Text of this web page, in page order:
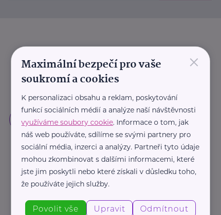
×
Maximální bezpečí pro vaše
soukromí a cookies
K personalizaci obsahu a reklam, poskytování
funkcí sociálních médií a analýze naší návštěvnosti
využíváme soubory cookie. Informace o tom, jak
náš web používáte, sdílíme se svými partnery pro
sociální média, inzerci a analýzy. Partneři tyto údaje
mohou zkombinovat s dalšími informacemi, které
jste jim poskytli nebo které získali v důsledku toho,
že používáte jejich služby.
Povolit vše Upravit Odmítnout